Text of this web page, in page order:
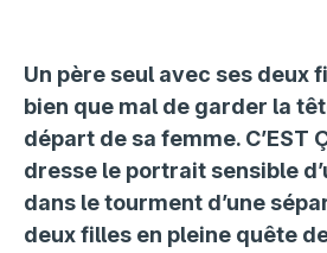
Un père seul avec ses deux
bien que mal de garder la
départ de sa femme. C’EST
dresse le portrait sensible
dans le tourment d’une
deux filles en pleine quête